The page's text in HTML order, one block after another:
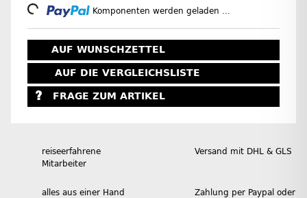
Loading... Komponenten werden geladen ...
AUF WUNSCHZETTEL
AUF DIE VERGLEICHSLISTE
FRAGE ZUM ARTIKEL
reiseerfahrene
Mitarbeiter
Versand mit DHL & GLS
alles aus einer Hand
Zahlung per Paypal oder